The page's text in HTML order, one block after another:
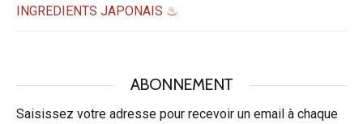
INGREDIENTS JAPONAIS ♨
ABONNEMENT
Saisissez votre adresse pour recevoir un email à chaque